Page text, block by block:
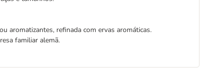
aromatizantes, refinada com ervas aromáticas.
familiar alemã.